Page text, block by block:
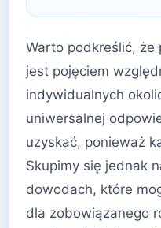
Warto podkreślić, że
jest pojęciem
indywidualnych
uniwersalnej
uzyskać, ponieważ
Skupimy się jednak
dowodach, które
dla zobowiązanego